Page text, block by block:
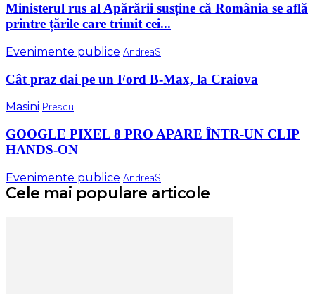
Ministerul rus al Apărării susține că România se află
printre țările care trimit cei...
Evenimente publice AndreaS
Cât praz dai pe un Ford B-Max, la Craiova
Masini Prescu
GOOGLE PIXEL 8 PRO APARE ÎNTR-UN CLIP
HANDS-ON
Evenimente publice AndreaS
Cele mai populare articole